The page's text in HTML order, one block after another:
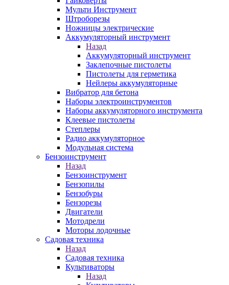
Мульти Инструмент
Штроборезы
Ножницы электрические
Аккумуляторный инструмент
Назад
Аккумуляторный инструмент
Заклепочные пистолеты
Пистолеты для герметика
Нейлеры аккумуляторные
Вибратор для бетона
Наборы электроинструментов
Наборы аккумуляторного инструмента
Клеевые пистолеты
Степлеры
Радио аккумуляторное
Модульная система
Бензоинструмент
Назад
Бензоинструмент
Бензопилы
Бензобуры
Бензорезы
Двигатели
Мотодрели
Моторы лодочные
Садовая техника
Назад
Садовая техника
Культиваторы
Назад